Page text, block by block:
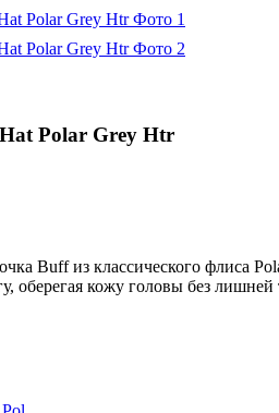
Polar Grey Htr
Buff из классического флиса
оберегая кожу головы без